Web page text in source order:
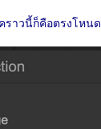
าวนี้ก็คือตรงโหนด